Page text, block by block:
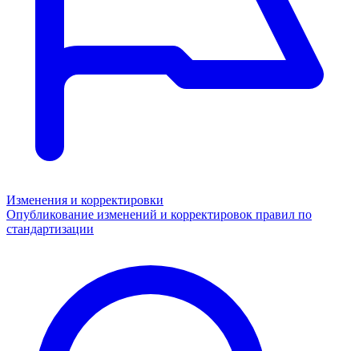
Изменения и корректировки
Опубликование изменений и корректировок правил по
стандартизации